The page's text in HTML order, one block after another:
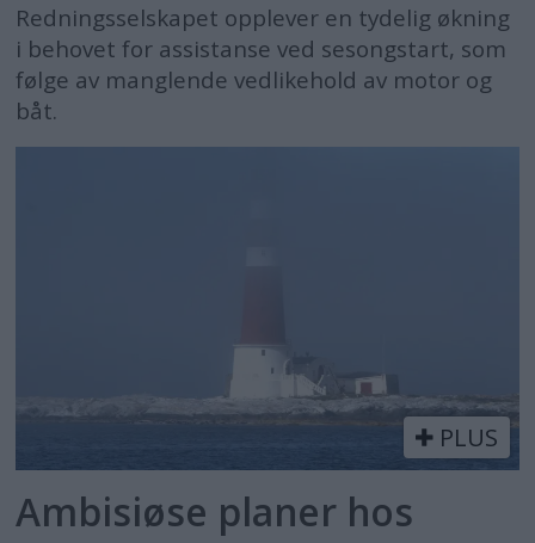
Redningsselskapet opplever en tydelig økning
i behovet for assistanse ved sesongstart, som
følge av manglende vedlikehold av motor og
båt.
PLUS
Ambisiøse planer hos